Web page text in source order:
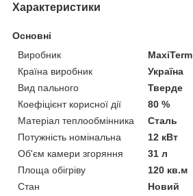
Характеристики
Основні
Виробник
MaxiTerm
Країна виробник
Україна
Вид пального
Тверде
Коефіцієнт корисної дії
80 %
Матеріал теплообмінника
Сталь
Потужність номінальна
12 кВт
Об'єм камери згоряння
31 л
Площа обігріву
120 кв.м
Стан
Новий